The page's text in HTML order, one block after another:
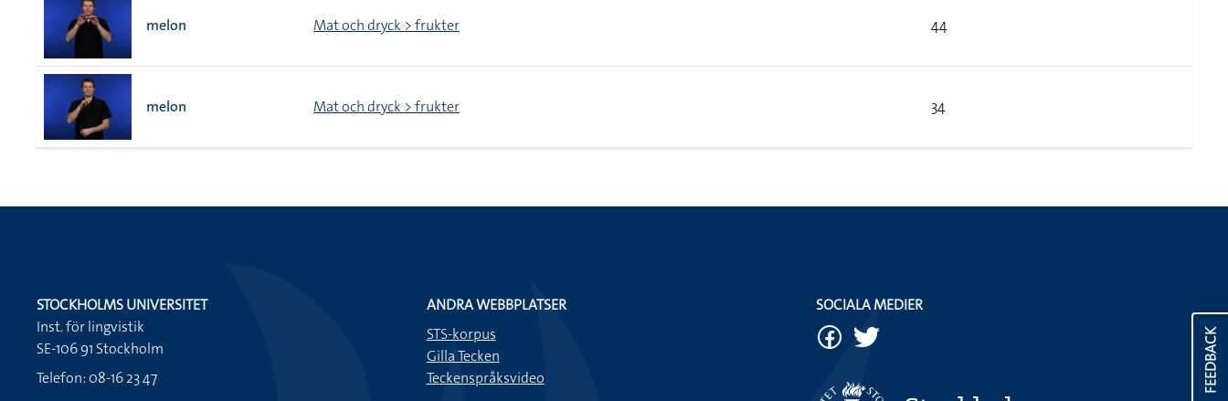
melon Mat och dryck > frukter 44
melon Mat och dryck > frukter 34
FEEDBACK
STOCKHOLMS UNIVERSITET
Inst. för lingvistik
SE-106 91 Stockholm
Telefon: 08-16 23 47
ANDRA WEBBPLATSER
STS-korpus
Gilla Tecken
Teckenspråksvideo
SOCIALA MEDIER